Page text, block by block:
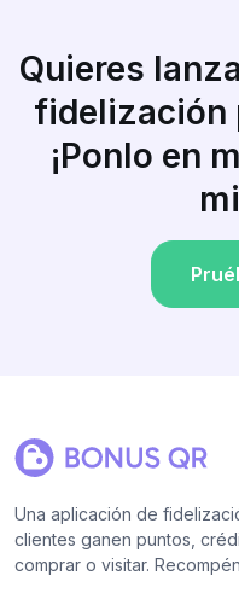
Quieres
fidelización
¡Ponlo en
Una aplicación de
clientes ganen puntos,
comprar o visitar.